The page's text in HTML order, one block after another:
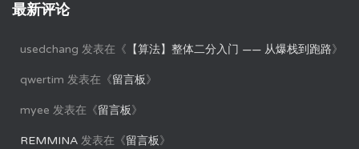
最新评论
usedchang 发表在《 【算法】整体二分入门 —— 从爆栈到跑路》
qwertim 发表在《留言板》
myee 发表在《留言板》
REMMINA 发表在《留言板》